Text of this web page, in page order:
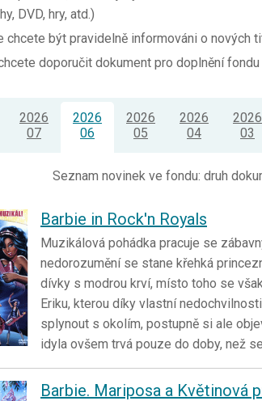
DVD, hry, atd.)
chcete být pravidelně informováni o nových
doporučit dokument pro doplnění
2026
07
2026
06
2026
05
2026
04
2026
03
Seznam novinek ve fondu: druh
Barbie in Rock'n Royals
Muzikálová pohádka pracuje se
nedorozumění se stane křehká
dívky s modrou krví, místo toho se
Eriku, kterou díky vlastní
splynout s okolím, postupně si ale
idyla ovšem trvá pouze do doby, než
Barbie. Mariposa a Květinová